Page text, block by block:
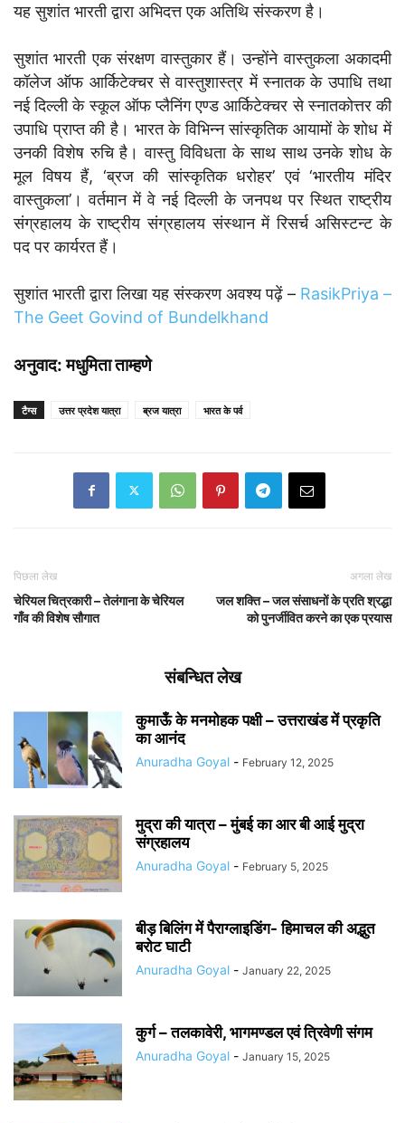
यह सुशांत भारती द्वारा अभिदत्त एक अतिथि संस्करण है।
सुशांत भारती एक संरक्षण वास्तुकार हैं। उन्होंने वास्तुकला अकादमी
कॉलेज ऑफ आर्किटेक्चर से वास्तुशास्त्र में स्नातक के उपाधि तथा
नई दिल्ली के स्कूल ऑफ प्लैनिंग एण्ड आर्किटेक्चर से स्नातकोत्तर की
उपाधि प्राप्त की है। भारत के विभिन्न सांस्कृतिक आयामों के शोध में
उनकी विशेष रुचि है। वास्तु विविधता के साथ साथ उनके शोध के
मूल विषय हैं, ‘ब्रज की सांस्कृतिक धरोहर’ एवं ‘भारतीय मंदिर
वास्तुकला’। वर्तमान में वे नई दिल्ली के जनपथ पर स्थित राष्ट्रीय
संग्रहालय के राष्ट्रीय संग्रहालय संस्थान में रिसर्च असिस्टन्ट के
पद पर कार्यरत हैं।
सुशांत भारती द्वारा लिखा यह संस्करण अवश्य पढ़ें – RasikPriya –
The Geet Govind of Bundelkhand
अनुवाद: मधुमिता ताम्हणे
टैग्स उत्तर प्रदेश यात्रा ब्रज यात्रा भारत के पर्व
पिछला लेख
चेरियल चित्रकारी – तेलंगाना के चेरियल
गाँव की विशेष सौगात
अगला लेख
जल शक्ति – जल संसाधनों के प्रति श्रद्धा
को पुनर्जीवित करने का एक प्रयास
संबन्धित लेख
कुमाऊँ के मनमोहक पक्षी – उत्तराखंड में प्रकृति
का आनंद
Anuradha Goyal - February 12, 2025
मुद्रा की यात्रा – मुंबई का आर बी आई मुद्रा
संग्रहालय
Anuradha Goyal - February 5, 2025
बीड़ बिलिंग में पैराग्लाइडिंग- हिमाचल की अद्भुत
बरोट घाटी
Anuradha Goyal - January 22, 2025
कुर्ग – तलकावेरी, भागमण्डल एवं त्रिवेणी संगम
Anuradha Goyal - January 15, 2025